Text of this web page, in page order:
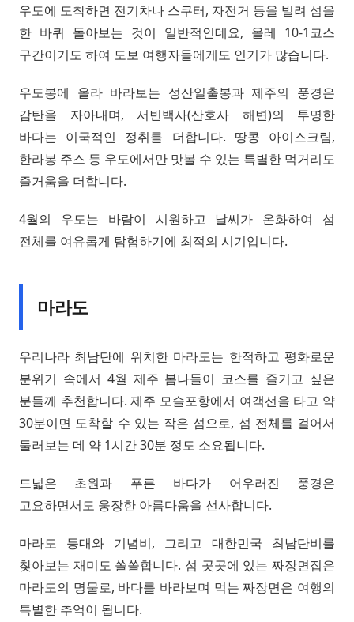
우도에 도착하면 전기차나 스쿠터, 자전거 등을 빌려 섬을
한 바퀴 돌아보는 것이 일반적인데요, 올레 10-1코스
구간이기도 하여 도보 여행자들에게도 인기가 많습니다.
우도봉에 올라 바라보는 성산일출봉과 제주의 풍경은
감탄을 자아내며, 서빈백사(산호사 해변)의 투명한
바다는 이국적인 정취를 더합니다. 땅콩 아이스크림,
한라봉 주스 등 우도에서만 맛볼 수 있는 특별한 먹거리도
즐거움을 더합니다.
4월의 우도는 바람이 시원하고 날씨가 온화하여 섬
전체를 여유롭게 탐험하기에 최적의 시기입니다.
마라도
우리나라 최남단에 위치한 마라도는 한적하고 평화로운
분위기 속에서 4월 제주 봄나들이 코스를 즐기고 싶은
분들께 추천합니다. 제주 모슬포항에서 여객선을 타고 약
30분이면 도착할 수 있는 작은 섬으로, 섬 전체를 걸어서
둘러보는 데 약 1시간 30분 정도 소요됩니다.
드넓은 초원과 푸른 바다가 어우러진 풍경은
고요하면서도 웅장한 아름다움을 선사합니다.
마라도 등대와 기념비, 그리고 대한민국 최남단비를
찾아보는 재미도 쏠쏠합니다. 섬 곳곳에 있는 짜장면집은
마라도의 명물로, 바다를 바라보며 먹는 짜장면은 여행의
특별한 추억이 됩니다.